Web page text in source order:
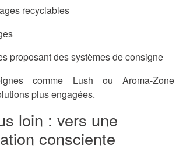
recyclables
proposant des systèmes de consigne
comme Lush ouAroma-Zone
plus engagées.
loin : vers une
consciente